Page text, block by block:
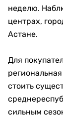
неделю.
центрах,
Астане.
Для
стоить
сильным